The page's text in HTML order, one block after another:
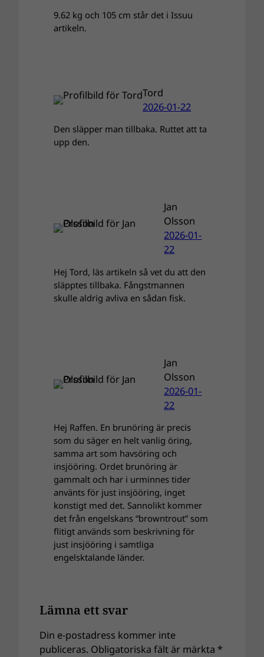
9.62 kg och 105 cm står det i Issuu
artikeln.
Tord
2026-01-22
Den släpper man tillbaka. Ruttet att ta
upp den.
Jan
Olsson
2026-01-
22
Hej Tord, läs artikeln så vet du att den
släpptes tillbaka. Fångstmannen
skulle aldrig avliva en sådan fisk.
Jan
Olsson
2026-01-
22
Hej Raffen. En brunöring är precis
som du säger en helt vanlig öring,
samma art som havsöring och
insjööring. Ordet brunöring är
gammalt och har i urminnes tider
använts för just insjööring, inget
konstigt med det. Sannolikt kommer
det från engelskans “browntrout” som
flitigt används som beskrivning för
just insjööring i samtliga
engelsktalande länder.
Lämna ett svar
Din e-postadress kommer inte
publiceras. Obligatoriska fält är märkta *